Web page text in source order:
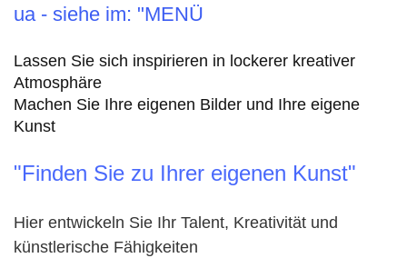
ua - siehe im: "MENÜ
Lassen Sie sich inspirieren in lockerer kreativer
Atmosphäre
Machen Sie Ihre eigenen Bilder und Ihre eigene
Kunst
"Finden Sie zu Ihrer eigenen Kunst"
Hier entwickeln Sie Ihr Talent, Kreativität und
künstlerische Fähigkeiten